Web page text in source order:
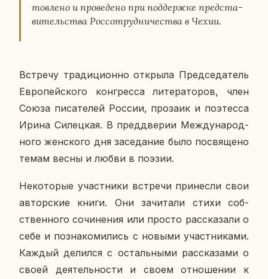
тов­ле­но и про­ве­де­но при под­держ­ке пред­ста­
ви­тель­ства Рос­со­труд­ни­че­ства в Чехии.
Встре­чу тра­ди­ци­он­но от­кры­ла Пред­се­да­тель
Ев­ро­пей­ско­го кон­грес­са ли­те­ра­то­ров, член
Союза пи­са­те­лей России, про­за­ик и по­этес­са
Ирина Си­лец­кая. В пред­две­рии Меж­ду­на­род­
но­го жен­ско­го дня за­се­да­ние было по­свя­ще­но
темам весны и любви в поэзии.
Неко­то­рые участ­ни­ки встре­чи при­нес­ли свои
ав­тор­ские книги. Они за­чи­та­ли стихи соб­
ствен­но­го со­чи­не­ния или просто рас­ска­за­ли о
себе и по­зна­ко­ми­лись с новыми участ­ни­ка­ми.
Каждый де­лил­ся с осталь­ны­ми рас­ска­за­ми о
своей де­я­тель­но­сти и своем от­но­ше­нии к